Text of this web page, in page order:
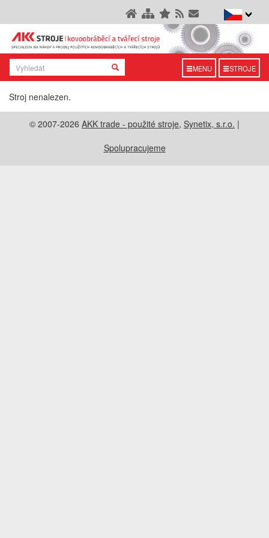
MENU STROJE
Stroj nenalezen.
© 2007-2026 AKK trade - použité stroje, Synetix, s.r.o. |
Spolupracujeme